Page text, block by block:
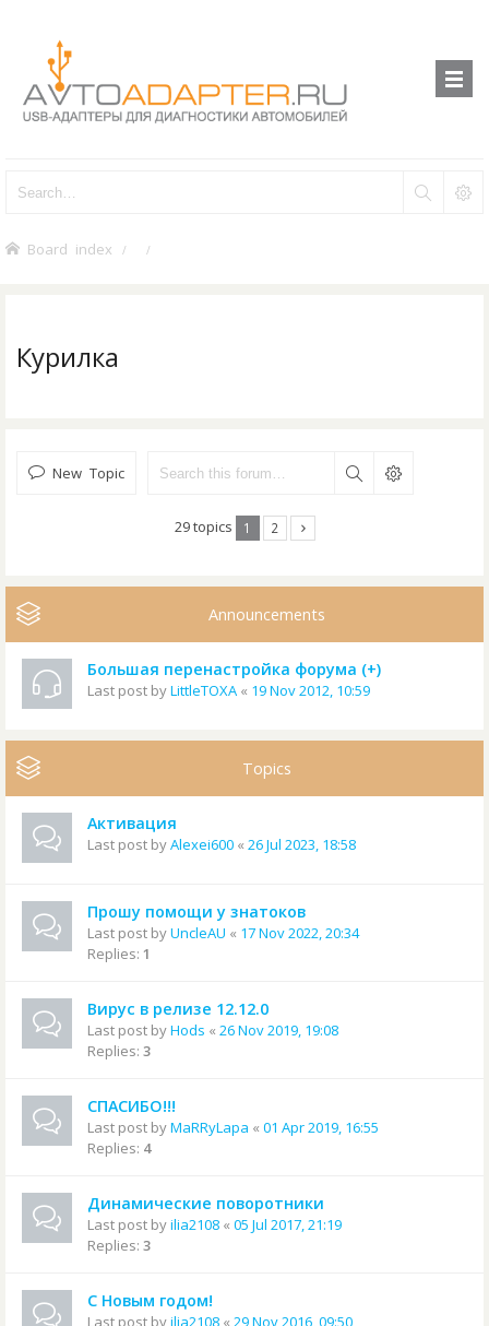
Board index
Курилка
New Topic
29 topics 1 2
Announcements
Большая перенастройка форума (+)
Last post byLittleTOXA « 19 Nov 2012, 10:59
Topics
Активация
Last post byAlexei600 « 26 Jul 2023, 18:58
Прошу помощи у знатоков
Last post byUncleAU « 17 Nov 2022, 20:34
Replies: 1
Вирус в релизе 12.12.0
Last post byHods « 26 Nov 2019, 19:08
Replies: 3
СПАСИБО!!!
Last post byMaRRyLapa « 01 Apr 2019, 16:55
Replies: 4
Динамические поворотники
Last post byilia2108 « 05 Jul 2017, 21:19
Replies: 3
С Новым годом!
Last post byilia2108 « 29 Nov 2016, 09:50